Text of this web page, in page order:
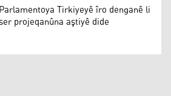
Parlamentoya Tirkiyeyê îro denganê li
ser projeqanûna aştiyê dide